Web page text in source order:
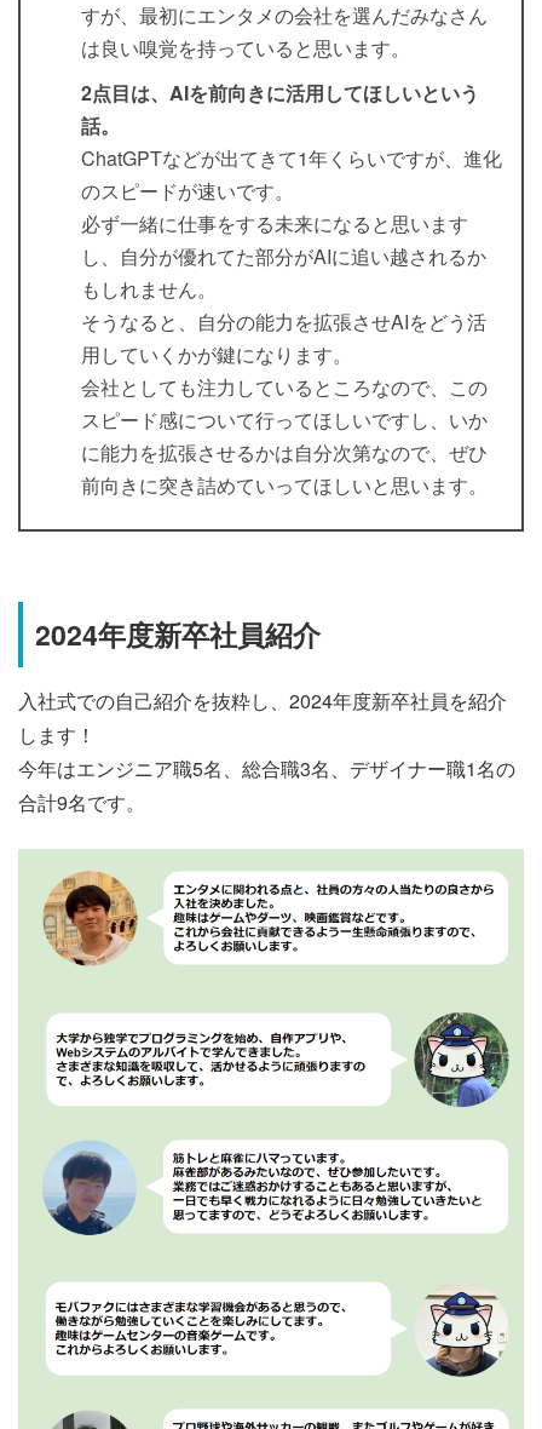
すが、最初にエンタメの会社を選んだみなさん
は良い嗅覚を持っていると思います。
2点目は、AIを前向きに活用してほしいという
話。
ChatGPTなどが出てきて1年くらいですが、進化
のスピードが速いです。
必ず一緒に仕事をする未来になると思います
し、自分が優れてた部分がAIに追い越されるか
もしれません。
そうなると、自分の能力を拡張させAIをどう活
用していくかが鍵になります。
会社としても注力しているところなので、この
スピード感について行ってほしいですし、いか
に能力を拡張させるかは自分次第なので、ぜひ
前向きに突き詰めていってほしいと思います。
2024年度新卒社員紹介
入社式での自己紹介を抜粋し、2024年度新卒社員を紹介
します！
今年はエンジニア職5名、総合職3名、デザイナー職1名の
合計9名です。